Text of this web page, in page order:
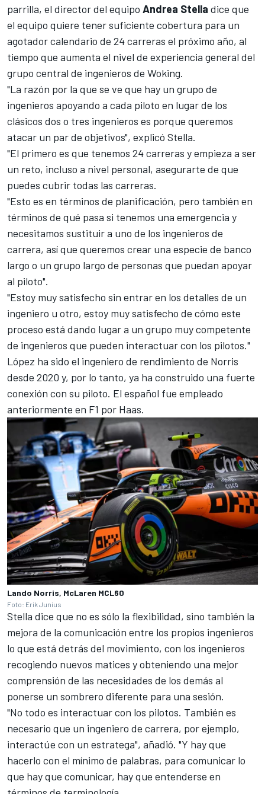
parrilla, el director del equipo Andrea Stella dice que
el equipo quiere tener suficiente cobertura para un
agotador calendario de 24 carreras el próximo año, al
tiempo que aumenta el nivel de experiencia general del
grupo central de ingenieros de Woking.
"La razón por la que se ve que hay un grupo de
ingenieros apoyando a cada piloto en lugar de los
clásicos dos o tres ingenieros es porque queremos
atacar un par de objetivos", explicó Stella.
"El primero es que tenemos 24 carreras y empieza a ser
un reto, incluso a nivel personal, asegurarte de que
puedes cubrir todas las carreras.
"Esto es en términos de planificación, pero también en
términos de qué pasa si tenemos una emergencia y
necesitamos sustituir a uno de los ingenieros de
carrera, así que queremos crear una especie de banco
largo o un grupo largo de personas que puedan apoyar
al piloto".
"Estoy muy satisfecho sin entrar en los detalles de un
ingeniero u otro, estoy muy satisfecho de cómo este
proceso está dando lugar a un grupo muy competente
de ingenieros que pueden interactuar con los pilotos."
López ha sido el ingeniero de rendimiento de Norris
desde 2020 y, por lo tanto, ya ha construido una fuerte
conexión con su piloto. El español fue empleado
anteriormente en F1 por Haas.
Lando Norris, McLaren MCL60
Foto: Erik Junius
Stella dice que no es sólo la flexibilidad, sino también la
mejora de la comunicación entre los propios ingenieros
lo que está detrás del movimiento, con los ingenieros
recogiendo nuevos matices y obteniendo una mejor
comprensión de las necesidades de los demás al
ponerse un sombrero diferente para una sesión.
"No todo es interactuar con los pilotos. También es
necesario que un ingeniero de carrera, por ejemplo,
interactúe con un estratega", añadió. "Y hay que
hacerlo con el mínimo de palabras, para comunicar lo
que hay que comunicar, hay que entenderse en